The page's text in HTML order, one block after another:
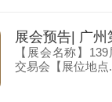
【展会名称】
交易会【展位地点